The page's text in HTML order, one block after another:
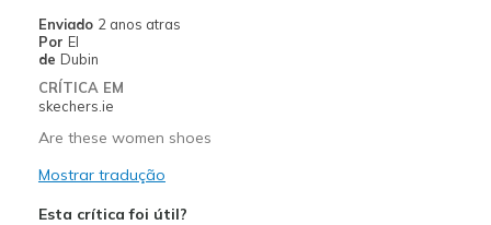
Width
Sizing
View On Shoes
Enviado 2 anos atras
Por El
de Dubin
CRÍTICA EM
skechers.ie
Are these women shoes
Mostrar tradução
Esta crítica foi útil?